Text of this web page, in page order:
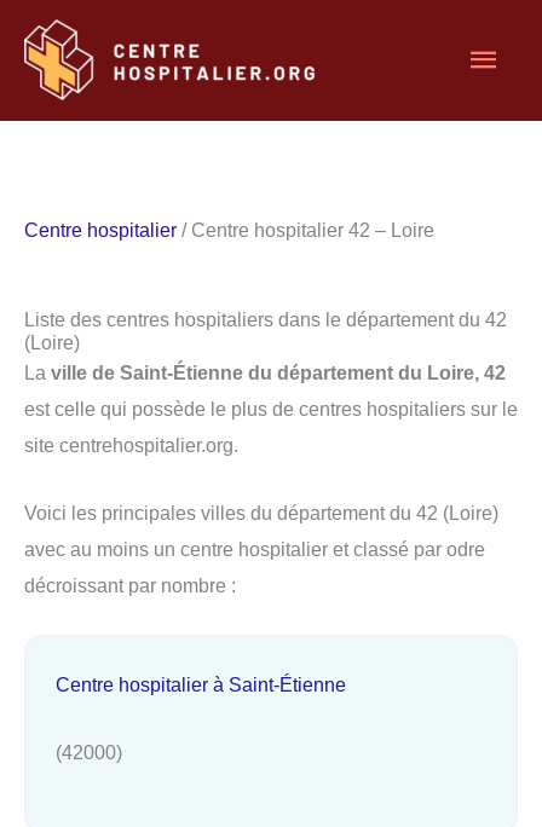
contenu
Centre hospitalier / Centre hospitalier 42 – Loire
Liste des centres hospitaliers dans le département du 42
(Loire)
La ville de Saint-Étienne du département du Loire, 42
est celle qui possède le plus de centres hospitaliers sur le
site centrehospitalier.org.
Voici les principales villes du département du 42 (Loire)
avec au moins un centre hospitalier et classé par odre
décroissant par nombre :
Centre hospitalier à Saint-Étienne
(42000)